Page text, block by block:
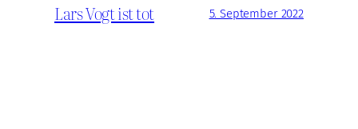
Lars Vogt ist tot 5. September 2022